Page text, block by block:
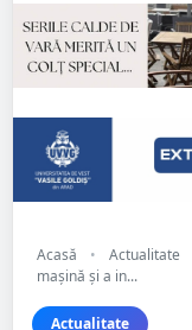
Acasă • Actualitate
mașină și a in...
Actualitate